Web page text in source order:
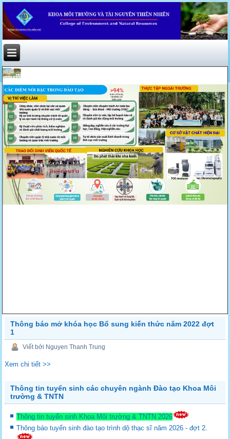
Thông báo mở khóa học Bổ sung kiến thức năm 2022 đợt
1
Viết bởi Nguyen Thanh Trung
Xem chi tiết >>
Thông tin tuyển sinh các chuyên ngành Đào tạo Khoa Môi
trường & TNTN
Thông tin tuyển sinh Khoa Môi trường & TNTN 2026
Thông báo tuyển sinh đào tạo trình dộ thạc sĩ năm 2026 - đợt 2.